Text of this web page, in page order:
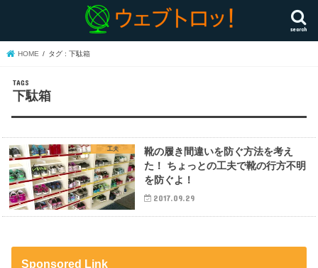
search
HOME タグ : 下駄箱
下駄箱
工夫
靴の履き間違いを防ぐ方法を考え
た！ ちょっとの工夫で靴の行方不明
を防ぐよ！
2017.09.29
Sponsored Link